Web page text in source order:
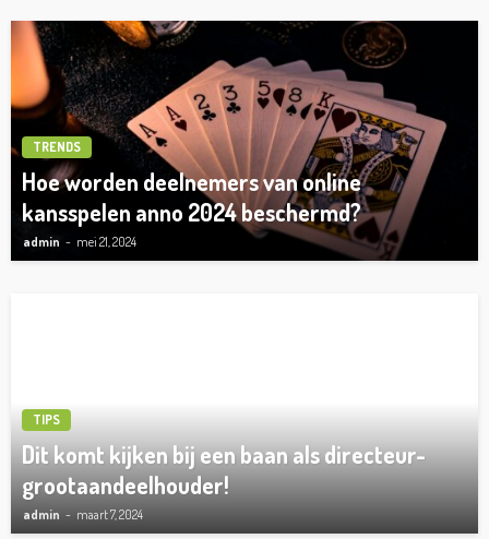
TRENDS
Hoe worden deelnemers van online
kansspelen anno 2024 beschermd?
admin mei 21, 2024
TIPS
Dit komt kijken bij een baan als directeur-
grootaandeelhouder!
admin maart 7, 2024